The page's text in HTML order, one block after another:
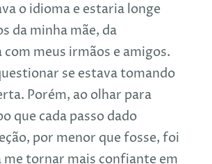
o idioma e estaria longe
da minha mãe, da
com meus irmãos e amigos.
se estava tomando
Porém, ao olhar para
que cada passo dado
por menor que fosse, foi
me tornar mais confiante em